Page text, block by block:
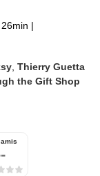
|
,Thierry Guetta
the Gift Shop